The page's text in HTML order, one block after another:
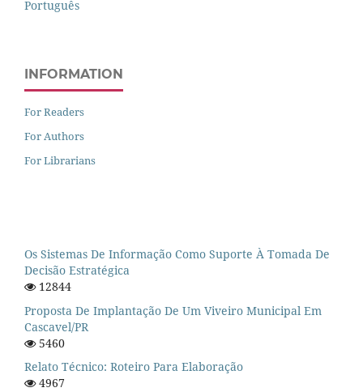
Português
INFORMATION
For Readers
For Authors
For Librarians
Os Sistemas De Informação Como Suporte À Tomada De
Decisão Estratégica
12844
Proposta De Implantação De Um Viveiro Municipal Em
Cascavel/PR
5460
Relato Técnico: Roteiro Para Elaboração
4967